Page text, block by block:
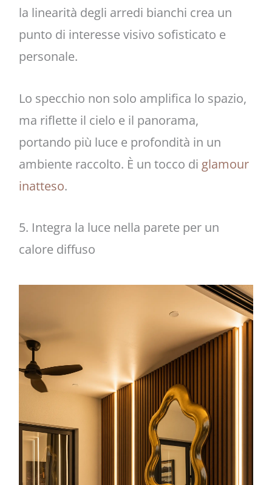
la linearità degli arredi bianchi crea un
punto di interesse visivo sofisticato e
personale.
Lo specchio non solo amplifica lo spazio,
ma riflette il cielo e il panorama,
portando più luce e profondità in un
ambiente raccolto. È un tocco di glamour
inatteso.
5. Integra la luce nella parete per un
calore diffuso